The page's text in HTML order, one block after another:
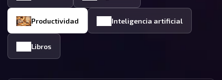
Productividad Inteligencia artificial
Libros